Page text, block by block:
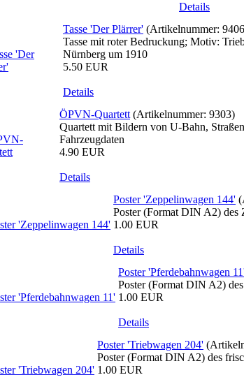
Details
Tasse 'Der Plärrer' (Artikelnummer: 9406
Tasse mit roter Bedruckung; Motiv:
Nürnberg um 1910
5.50 EUR
Details
ÖPVN-Quartett (Artikelnummer: 9303)
Quartett mit Bildern von U-Bahn,
Fahrzeugdaten
4.90 EUR
Details
Poster 'Zeppelinwagen 144'
Poster (Format DIN A2) des
1.00 EUR
Details
Poster 'Pferdebahnwagen
Poster (Format DIN A2)
1.00 EUR
Details
Poster 'Triebwagen 204'
Poster (Format DIN A2) des
1.00 EUR